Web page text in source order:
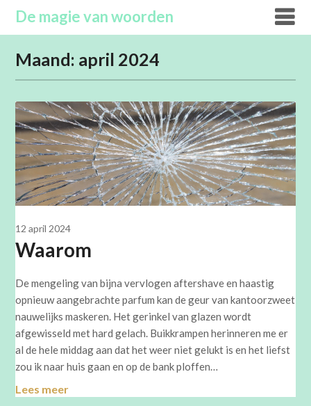
Overslaan
naar
De magie van woorden
Maand: april 2024
12 april 2024
Waarom
De mengeling van bijna vervlogen aftershave en haastig
opnieuw aangebrachte parfum kan de geur van kantoorzweet
nauwelijks maskeren. Het gerinkel van glazen wordt
afgewisseld met hard gelach. Buikkrampen herinneren me er
al de hele middag aan dat het weer niet gelukt is en het liefst
zou ik naar huis gaan en op de bank ploffen…
Lees meer